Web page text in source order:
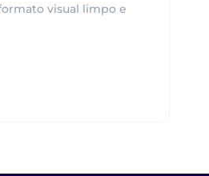
visual limpo e